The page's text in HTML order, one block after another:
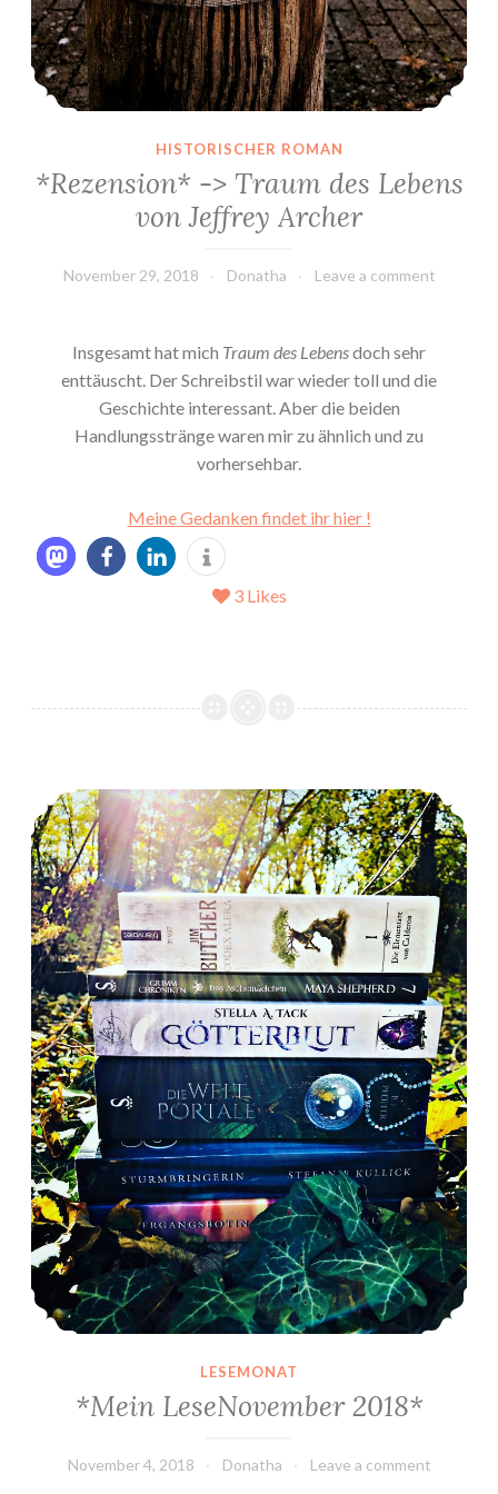
*
”
HISTORISCHER ROMAN
*Rezension* -> Traum des Lebens
von Jeffrey Archer
November 29, 2018 Donatha Leave a comment
Insgesamt hat mich Traum des Lebensdoch sehr
enttäuscht. Der Schreibstil war wieder toll und die
Geschichte interessant. Aber die beiden
Handlungsstränge waren mir zu ähnlich und zu
vorhersehbar.
Meine Gedanken findet ihr hier !
3Likes
*Mein LeseNovember 2018*
LESEMONAT
*Mein LeseNovember 2018*
November 4, 2018 Donatha Leave a comment